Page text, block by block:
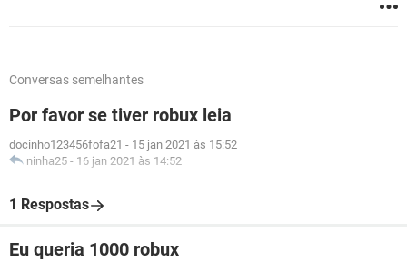
Conversas semelhantes
Por favor se tiver robux leia
docinho123456fofa21 - 15 jan 2021 às 15:52
ninha25 - 16 jan 2021 às 14:52
1 Respostas
Eu queria 1000 robux